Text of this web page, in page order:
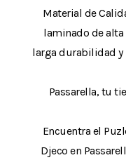
Material de
laminado de alta
larga durabilidad y
Passarella, tu
Encuentra el
Djeco en